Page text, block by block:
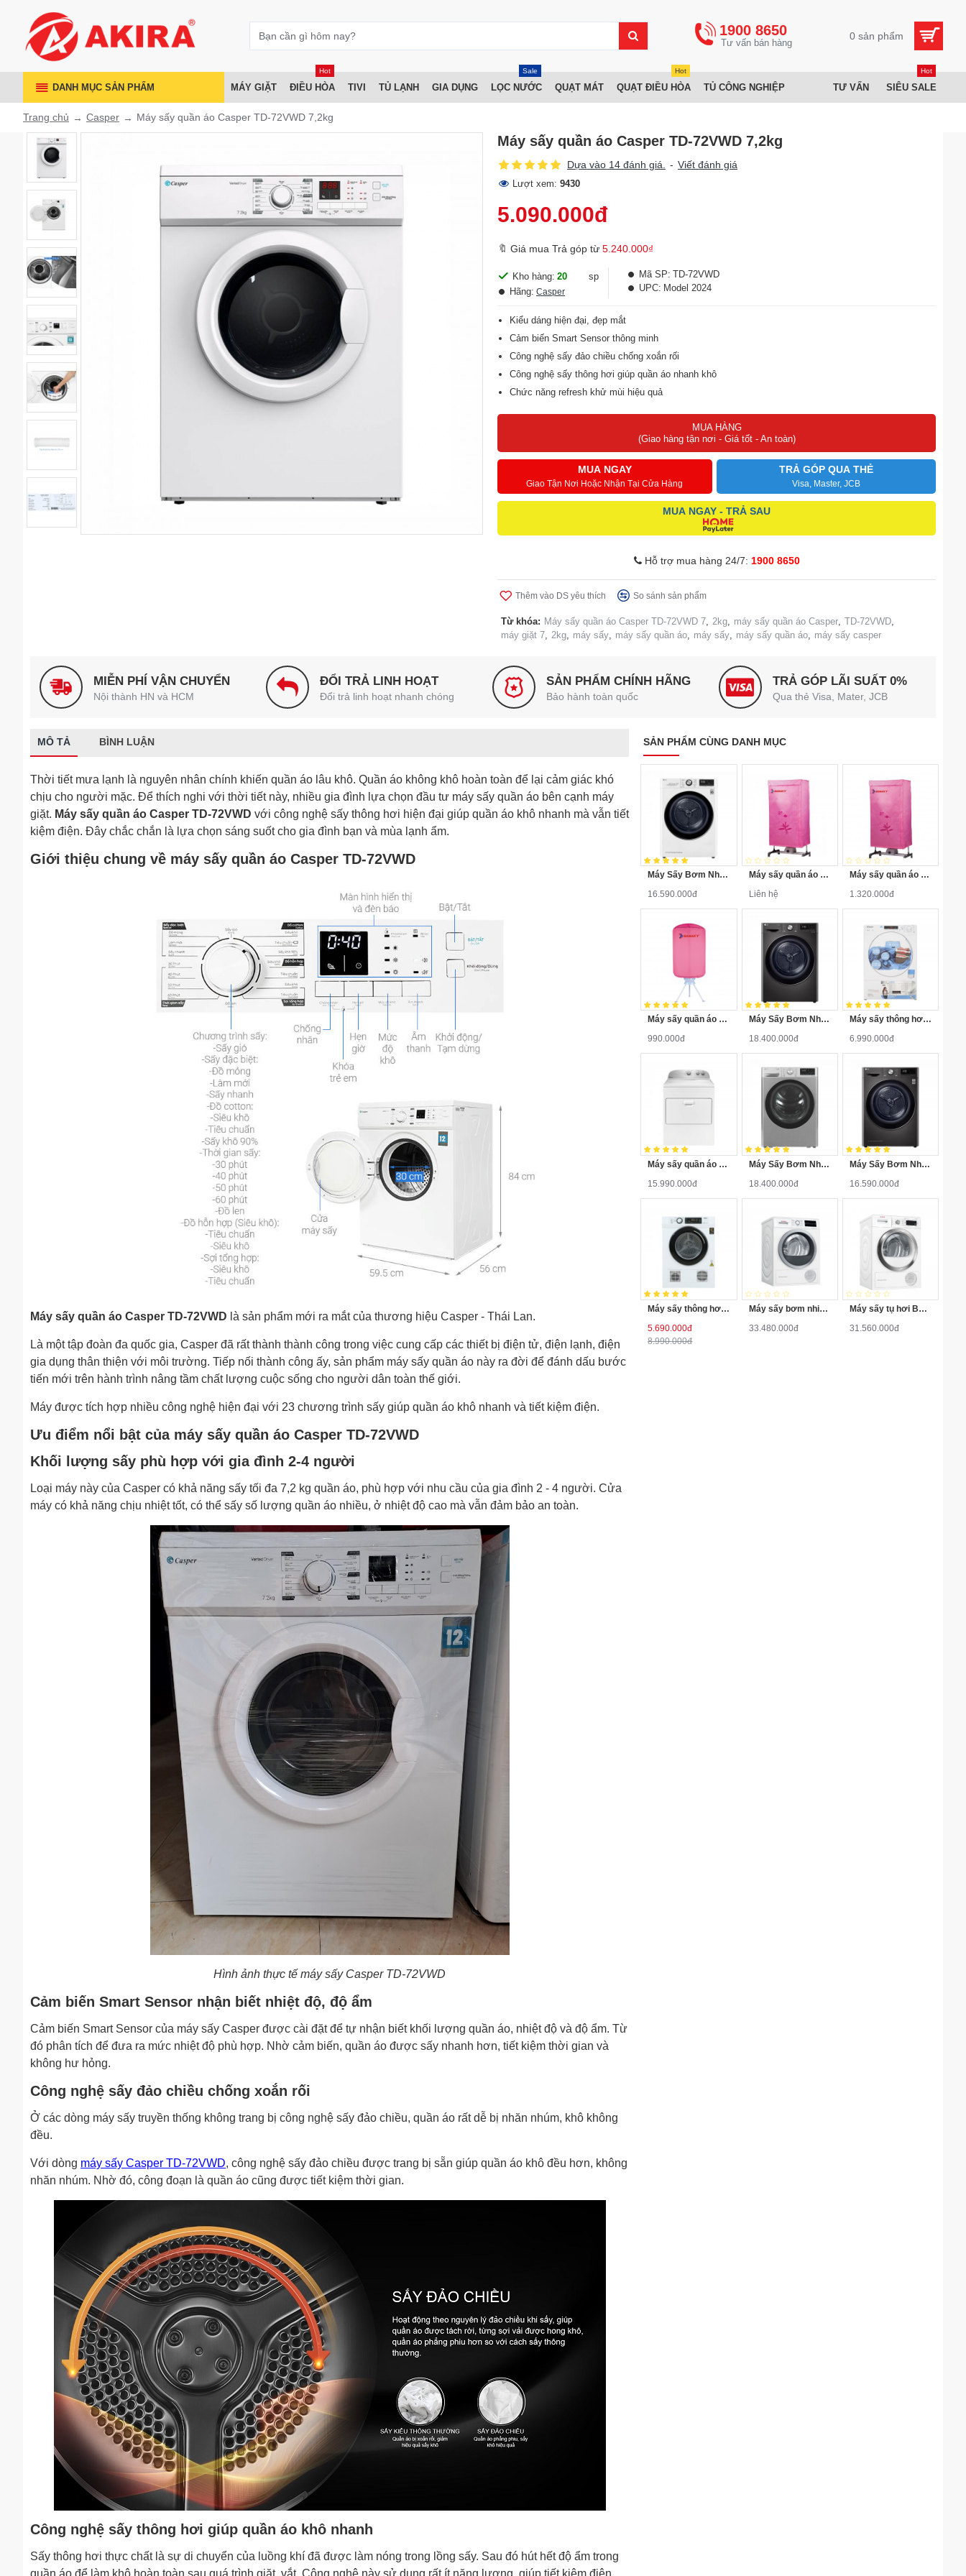
1900 8650 0 sản phẩm
DANH MỤC SẢN PHẨM MÁY GIẶT ĐIỀU HÒA
Hot
TIVI TỦ LẠNH GIA DỤNG LỌC NƯỚC
Sale
QUẠT MÁT QUẠT ĐIỀU HÒA
Hot
TỦ CÔNG NGHIỆP TƯ VẤN SIÊU SALE
Hot
Trang chủ Casper Máy sấy quần áo Casper TD-72VWD 7,2kg
Máy sấy quần áo Casper TD-72VWD 7,2kg
Dựa vào 14 đánh giá. - Viết đánh giá
Lượt xem: 9430
5.090.000đ
🔖 Giá mua Trả góp từ 5.240.000₫
Kho hàng: 20
sp
Hãng: Casper
Mã SP: TD-72VWD
UPC: Model 2024
Kiểu dáng hiện đại, đẹp mắt
Cảm biến Smart Sensor thông minh
Công nghệ sấy đảo chiều chống xoắn rối
Công nghệ sấy thông hơi giúp quần áo nhanh khô
Chức năng refresh khử mùi hiệu quả
MUA HÀNG
(Giao hàng tận nơi - Giá tốt - An toàn)
MUA NGAY
Giao Tận Nơi Hoặc Nhận Tại Cửa Hàng
TRẢ GÓP QUA THẺ
Visa, Master, JCB
MUA NGAY - TRẢ SAU
Hỗ trợ mua hàng 24/7: 1900 8650
Thêm vào DS yêu thích So sánh sản phẩm
Từ khóa: Máy sấy quần áo Casper TD-72VWD 7, 2kg, máy sấy quần áo Casper, TD-72VWD,
máy giặt 7, 2kg, máy sấy, máy sấy quần áo, máy sấy, máy sấy quần áo, máy sấy casper
MIỄN PHÍ VẬN CHUYỂN
Nội thành HN và HCM
ĐỔI TRẢ LINH HOẠT
Đổi trả linh hoạt nhanh chóng
SẢN PHẨM CHÍNH HÃNG
Bảo hành toàn quốc
TRẢ GÓP LÃI SUẤT 0%
Qua thẻ Visa, Mater, JCB
MÔ TẢ BÌNH LUẬN
Thời tiết mưa lạnh là nguyên nhân chính khiến quần áo lâu khô. Quần áo không khô hoàn toàn để lại cảm giác khó
chịu cho người mặc. Để thích nghi với thời tiết này, nhiều gia đình lựa chọn đầu tư máy sấy quần áo bên cạnh máy
giặt. Máy sấy quần áo Casper TD-72VWD với công nghệ sấy thông hơi hiện đại giúp quần áo khô nhanh mà vẫn tiết
kiệm điện. Đây chắc chắn là lựa chọn sáng suốt cho gia đình bạn và mùa lạnh ẩm.
Giới thiệu chung về máy sấy quần áo Casper TD-72VWD
Máy sấy quần áo Casper TD-72VWD là sản phẩm mới ra mắt của thương hiệu Casper - Thái Lan.
Là một tập đoàn đa quốc gia, Casper đã rất thành thành công trong việc cung cấp các thiết bị điện tử, điện lạnh, điện
gia dụng thân thiện với môi trường. Tiếp nối thành công ấy, sản phẩm máy sấy quần áo này ra đời để đánh dấu bước
tiến mới trên hành trình nâng tầm chất lượng cuộc sống cho người dân toàn thế giới.
Máy được tích hợp nhiều công nghệ hiện đại với 23 chương trình sấy giúp quần áo khô nhanh và tiết kiệm điện.
Ưu điểm nổi bật của máy sấy quần áo Casper TD-72VWD
Khối lượng sấy phù hợp với gia đình 2-4 người
Loại máy này của Casper có khả năng sấy tối đa 7,2 kg quần áo, phù hợp với nhu cầu của gia đình 2 - 4 người. Cửa
máy có khả năng chịu nhiệt tốt, có thể sấy số lượng quần áo nhiều, ở nhiệt độ cao mà vẫn đảm bảo an toàn.
Hình ảnh thực tế máy sấy Casper TD-72VWD
Cảm biến Smart Sensor nhận biết nhiệt độ, độ ẩm
Cảm biến Smart Sensor của máy sấy Casper được cài đặt để tự nhận biết khối lượng quần áo, nhiệt độ và độ ẩm. Từ
đó phân tích để đưa ra mức nhiệt độ phù hợp. Nhờ cảm biến, quần áo được sấy nhanh hơn, tiết kiệm thời gian và
không hư hỏng.
Công nghệ sấy đảo chiều chống xoắn rối
Ở các dòng máy sấy truyền thống không trang bị công nghệ sấy đảo chiều, quần áo rất dễ bị nhăn nhúm, khô không
đều.
Với dòng máy sấy Casper TD-72VWD, công nghệ sấy đảo chiều được trang bị sẵn giúp quần áo khô đều hơn, không
nhăn nhúm. Nhờ đó, công đoạn là quần áo cũng được tiết kiệm thời gian.
Công nghệ sấy thông hơi giúp quần áo khô nhanh
Sấy thông hơi thực chất là sự di chuyển của luồng khí đã được làm nóng trong lồng sấy. Sau đó hút hết độ ẩm trong
quần áo để làm khô hoàn toàn sau quá trình giặt, vắt. Công nghệ này sử dụng rất ít năng lượng, giúp tiết kiệm điện
SẢN PHẨM CÙNG DANH MỤC
Máy Sấy Bơm Nhiệt LG 9 Kg DVHP09W
16.590.000đ
Máy sấy quần áo Sanaky SNK-12T
Liên hệ
Máy sấy quần áo Sanaky SNK-12VUV
1.320.000đ
Máy sấy quần áo Sanaky SNK-10T
990.000đ
Máy Sấy Bơm Nhiệt LG Inverter 10.5 Kg DVHP50B
18.400.000đ
Máy sấy thông hơi Candy 9 Kg CS V9DF-S
6.990.000đ
Máy sấy quần áo Whirlpool 3LWED4815FW 15Kg
15.990.000đ
Máy Sấy Bơm Nhiệt LG Inverter 10.5 Kg DVHP50P
18.400.000đ
Máy Sấy Bơm Nhiệt LG 9 Kg DVHP09B
16.590.000đ
Máy sấy thông hơi Aqua 7Kg AQH-V700FW
5.690.000đ
8.990.000đ
Máy sấy bơm nhiệt Bosch HMH.WQG24200SG
33.480.000đ
Máy sấy tụ hơi Bosch HMH.WPG24100MY
31.560.000đ